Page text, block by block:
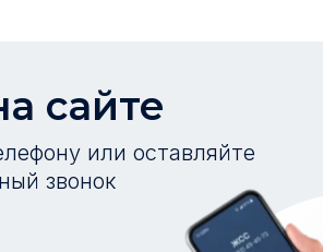
сайте
или оставляйте
звонок